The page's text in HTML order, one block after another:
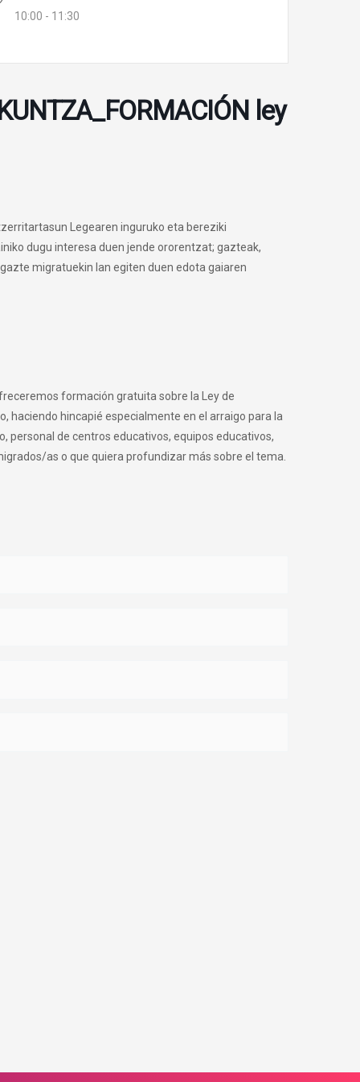
10:00 - 11:30
ley
Legearen inguruko eta bereziki
dugu interesa duen jende ororentzat; gazteak,
migratuekin lan egiten duen edota gaiaren
formación gratuita sobre la Ley de
haciendo hincapié especialmente en el arraigo para la
personal de centros educativos, equipos educativos,
as o que quiera profundizar más sobre el tema.